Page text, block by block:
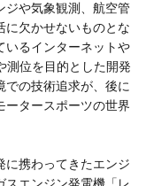
ジや気象観測、航空管
に欠かせないものとな
いるインターネットや
測位を目的とした開発
での技術追求が、後に
ータースポーツの世界
携わってきたエンジ